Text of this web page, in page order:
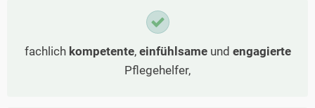
fachlich kompetente, einfühlsameund engagierte
Pflegehelfer,